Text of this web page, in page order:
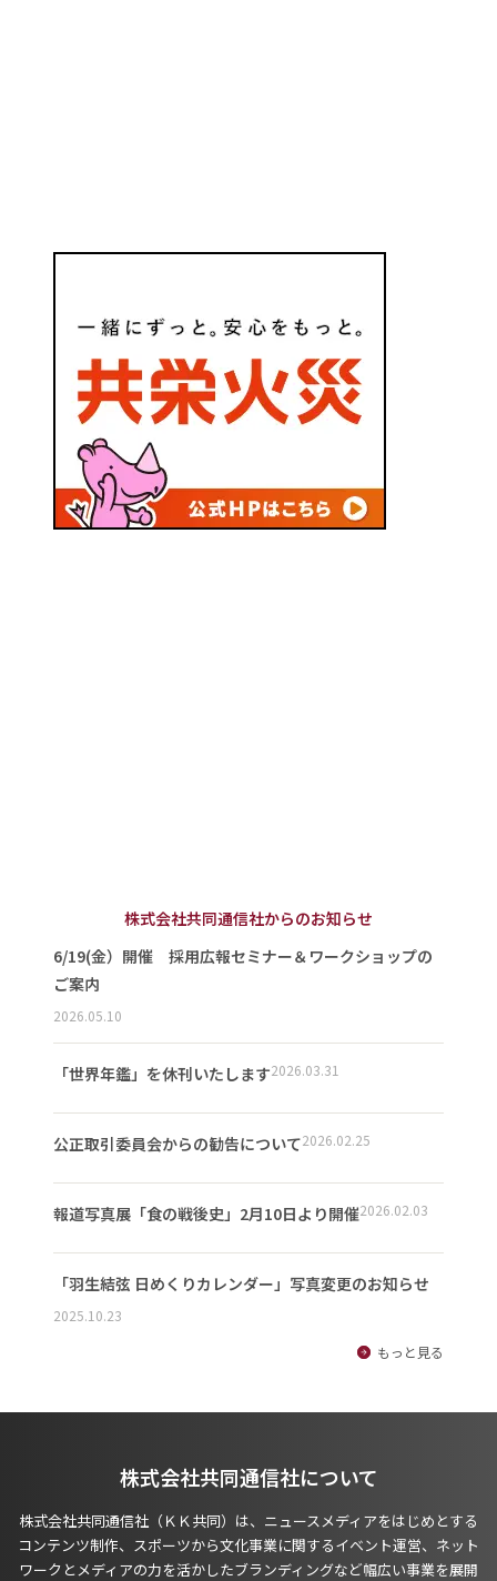
株式会社共同通信社からのお知らせ
6/19(金）開催 採用広報セミナー＆ワークショップの
ご案内
2026.05.10
「世界年鑑」を休刊いたします2026.03.31
公正取引委員会からの勧告について2026.02.25
報道写真展「食の戦後史」2月10日より開催2026.02.03
「羽生結弦 日めくりカレンダー」写真変更のお知らせ
2025.10.23
もっと見る
株式会社共同通信社について
株式会社共同通信社（ＫＫ共同）は、ニュースメディアをはじめとする
コンテンツ制作、スポーツから文化事業に関するイベント運営、ネット
ワークとメディアの力を活かしたブランディングなど幅広い事業を展開